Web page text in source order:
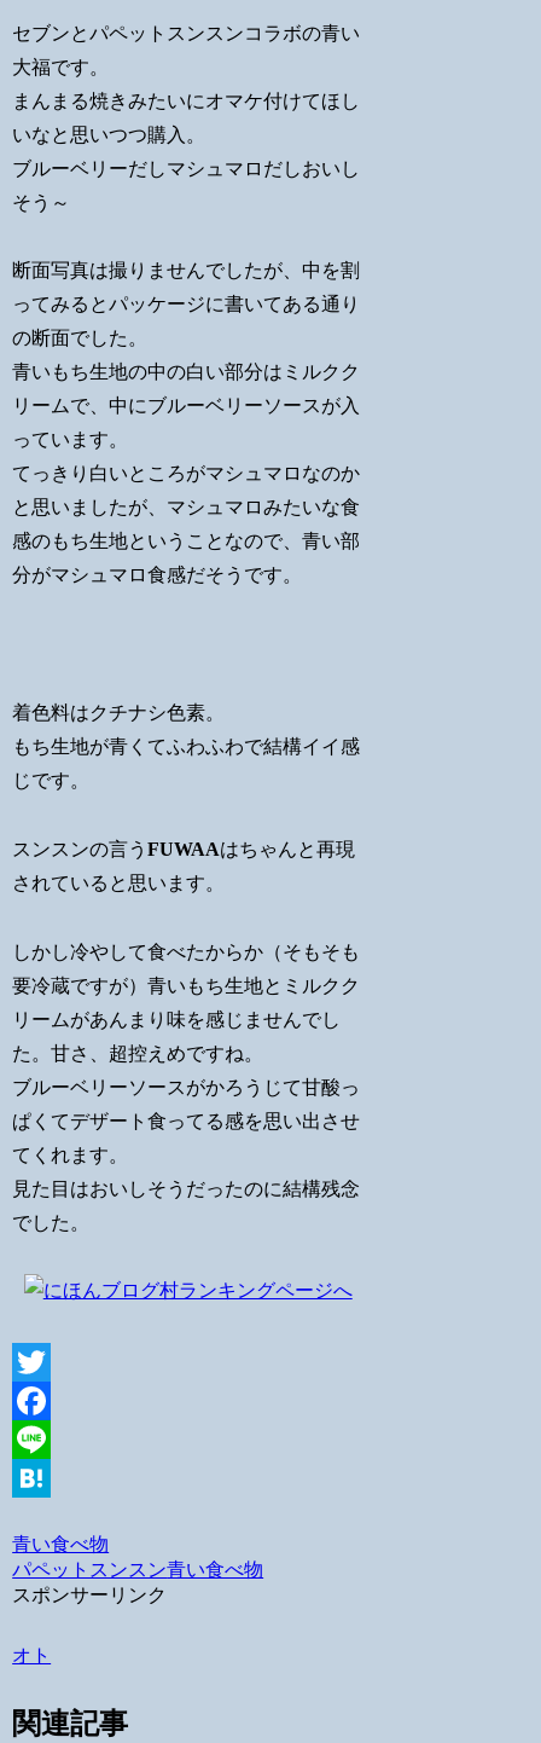
セブンとパペットスンスンコラボの青い
大福です。
まんまる焼きみたいにオマケ付けてほし
いなと思いつつ購入。
ブルーベリーだしマシュマロだしおいし
そう～
断面写真は撮りませんでしたが、中を割
ってみるとパッケージに書いてある通り
の断面でした。
青いもち生地の中の白い部分はミルクク
リームで、中にブルーベリーソースが入
っています。
てっきり白いところがマシュマロなのか
と思いましたが、マシュマロみたいな食
感のもち生地ということなので、青い部
分がマシュマロ食感だそうです。
着色料はクチナシ色素。
もち生地が青くてふわふわで結構イイ感
じです。
スンスンの言うFUWAAはちゃんと再現
されていると思います。
しかし冷やして食べたからか（そもそも
要冷蔵ですが）青いもち生地とミルクク
リームがあんまり味を感じませんでし
た。甘さ、超控えめですね。
ブルーベリーソースがかろうじて甘酸っ
ぱくてデザート食ってる感を思い出させ
てくれます。
見た目はおいしそうだったのに結構残念
でした。
Twitter
Facebook
Line
青い食べ物
パペットスンスン青い食べ物
スポンサーリンク
オト
関連記事